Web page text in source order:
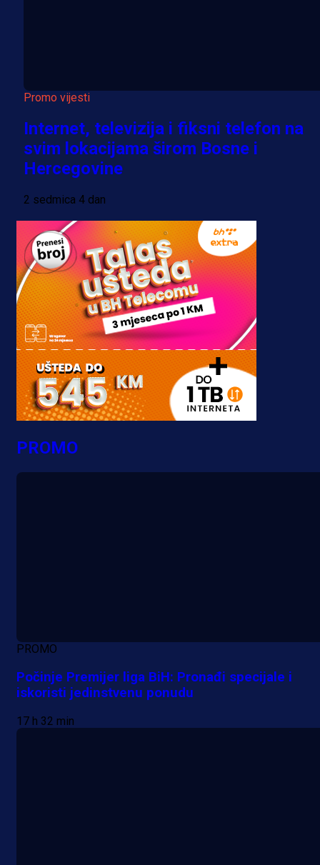
Promo vijesti
Internet, televizija i fiksni telefon na
svim lokacijama širom Bosne i
Hercegovine
2 sedmica 4 dan
PROMO
PROMO
Počinje Premijer liga BiH: Pronađi specijale i
iskoristi jedinstvenu ponudu
17 h 32 min